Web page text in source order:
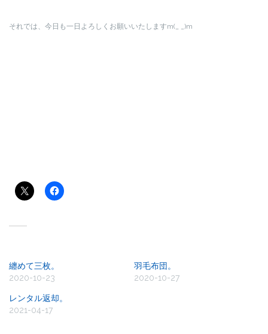
それでは、今日も一日よろしくお願いいたしますm(_ _)m
纏めて三枚。
2020-10-23
羽毛布団。
2020-10-27
レンタル返却。
2021-04-17